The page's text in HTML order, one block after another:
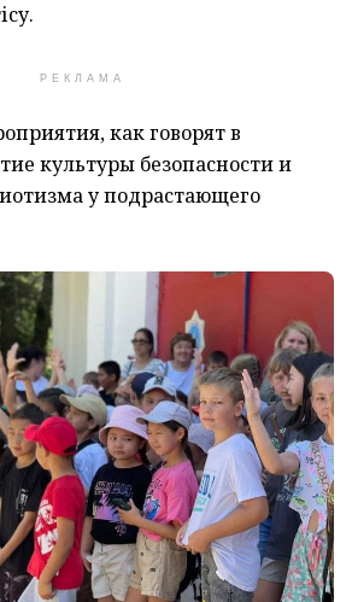
.
РЕКЛАМА
как говорят в
культуры безопасности и
у подрастающего